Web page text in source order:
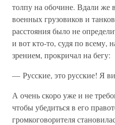
толпу на обочине. Вдали же
военных грузовиков и
расстояния было не
и вот кто-то, судя по всему,
зрением, прокричал на бегу:
— Русские, это русские! Я
А очень скоро уже и не
чтобы убедиться в его
громкоговорителя